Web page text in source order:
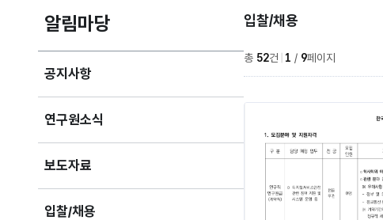
알림마당
공지사항
연구원소식
보도자료
입찰/채용
입찰/채용
총 52건 1 / 9페이지